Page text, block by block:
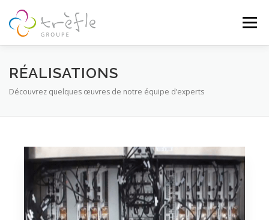
Menu
ACCUEIL A PROPOS
Project Management
RÉALISATIONS
Découvrez quelques œuvres de notre équipe d’experts